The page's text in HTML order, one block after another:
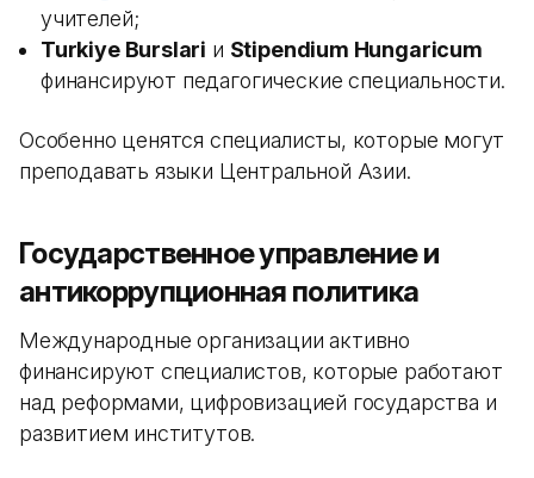
учителей;
Turkiye Burslari и Stipendium Hungaricum
финансируют педагогические специальности.
Особенно ценятся специалисты, которые могут
преподавать языки Центральной Азии.
Государственное управление и
антикоррупционная политика
Международные организации активно
финансируют специалистов, которые работают
над реформами, цифровизацией государства и
развитием институтов.